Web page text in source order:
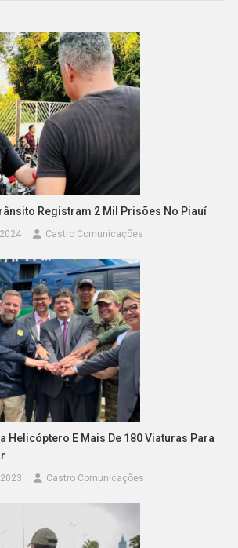
Registram 2 Mil Prisões No Piauí
Castro Comunicações
Helicóptero E Mais De 180 Viaturas Para
Castro Comunicações